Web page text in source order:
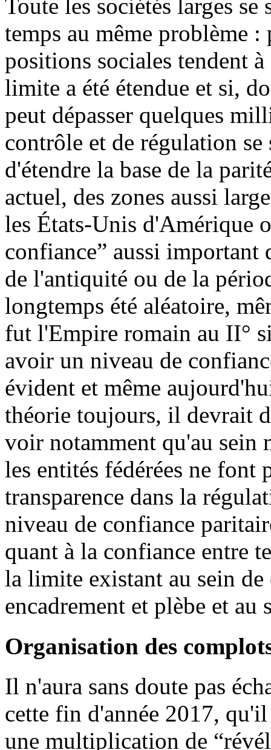
Toute les sociétés larges
temps au même problème
positions sociales tendent
limite a été étendue et si,
peut dépasser quelques
contrôle et de régulation
d'étendre la base de la
actuel, des zones aussi
les États-Unis d'Amérique
confiance” aussi
de l'antiquité ou de la
longtemps été aléatoire,
fut l'Empire romain au II°
avoir un niveau de
évident et même
théorie toujours, il devrait
voir notamment qu'au sein
les entités fédérées ne font
transparence dans la
niveau de confiance
quant à la confiance entre
la limite existant au sein
encadrement et plèbe et au
Organisation des
Il n'aura sans doute pas
cette fin d'année 2017,
une multiplication de